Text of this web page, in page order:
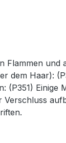
Flammen
dem Haar):
(P351)